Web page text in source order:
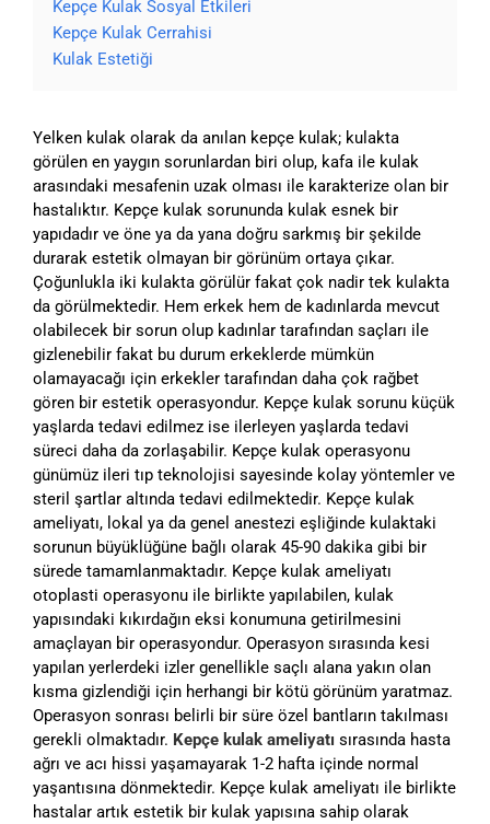
Kepçe Kulak Sosyal Etkileri
Kepçe Kulak Cerrahisi
Kulak Estetiği
Yelken kulak olarak da anılan kepçe kulak; kulakta
görülen en yaygın sorunlardan biri olup, kafa ile kulak
arasındaki mesafenin uzak olması ile karakterize olan bir
hastalıktır. Kepçe kulak sorununda kulak esnek bir
yapıdadır ve öne ya da yana doğru sarkmış bir şekilde
durarak estetik olmayan bir görünüm ortaya çıkar.
Çoğunlukla iki kulakta görülür fakat çok nadir tek kulakta
da görülmektedir. Hem erkek hem de kadınlarda mevcut
olabilecek bir sorun olup kadınlar tarafından saçları ile
gizlenebilir fakat bu durum erkeklerde mümkün
olamayacağı için erkekler tarafından daha çok rağbet
gören bir estetik operasyondur. Kepçe kulak sorunu küçük
yaşlarda tedavi edilmez ise ilerleyen yaşlarda tedavi
süreci daha da zorlaşabilir. Kepçe kulak operasyonu
günümüz ileri tıp teknolojisi sayesinde kolay yöntemler ve
steril şartlar altında tedavi edilmektedir. Kepçe kulak
ameliyatı, lokal ya da genel anestezi eşliğinde kulaktaki
sorunun büyüklüğüne bağlı olarak 45-90 dakika gibi bir
sürede tamamlanmaktadır. Kepçe kulak ameliyatı
otoplasti operasyonu ile birlikte yapılabilen, kulak
yapısındaki kıkırdağın eksi konumuna getirilmesini
amaçlayan bir operasyondur. Operasyon sırasında kesi
yapılan yerlerdeki izler genellikle saçlı alana yakın olan
kısma gizlendiği için herhangi bir kötü görünüm yaratmaz.
Operasyon sonrası belirli bir süre özel bantların takılması
gerekli olmaktadır. Kepçe kulak ameliyatı sırasında hasta
ağrı ve acı hissi yaşamayarak 1-2 hafta içinde normal
yaşantısına dönmektedir. Kepçe kulak ameliyatı ile birlikte
hastalar artık estetik bir kulak yapısına sahip olarak